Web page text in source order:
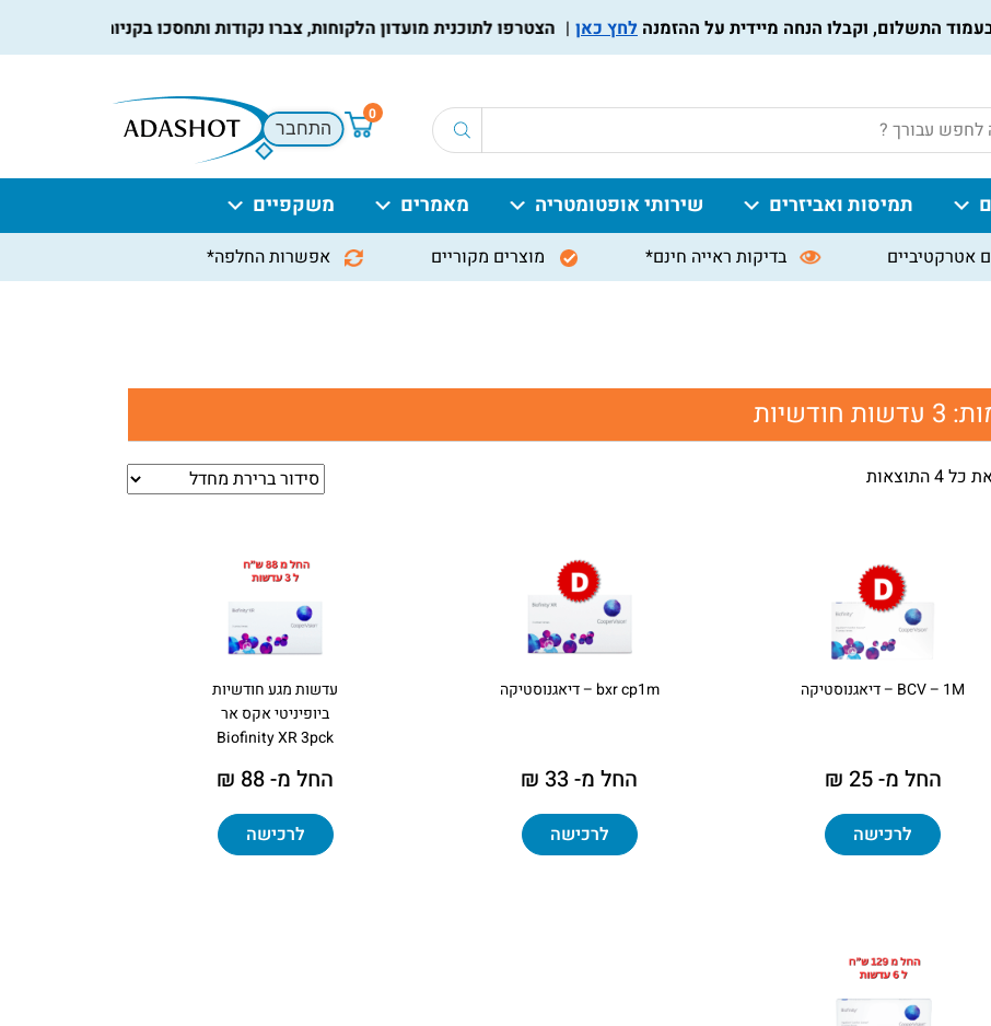
לחץ כאן הצטרפו לתוכנית מועדון הלקוחות, צברו נקודות ותחסכו בקניות הבאות, למידע
0
התחבר
תמיסות ואביזרים שירותי אופטומטריה מאמרים משקפיים
אטרקטיביים בדיקות ראייה חינם* מוצרים מקוריים אפשרות החלפה*
3 עדשות חודשיות
התוצאות
BCV – 1M – דיאגנוסטיקה
החל מ- 25 ₪
לרכישה
bxr cp1m – דיאגנוסטיקה
החל מ- 33 ₪
לרכישה
עדשות מגע חודשיות
ביופיניטי אקס אר
Biofinity XR 3pck
החל מ- 88 ₪
לרכישה